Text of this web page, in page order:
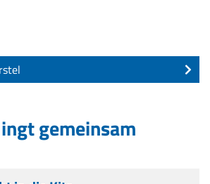
gemeinsam